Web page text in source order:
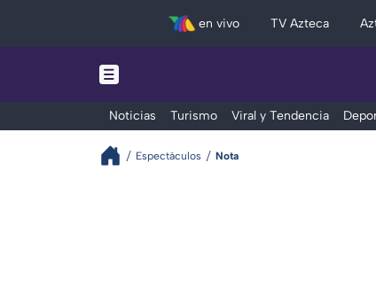
en vivo TV Azteca
Noticias Turismo Viral y Tendencia
Espectáculos Nota